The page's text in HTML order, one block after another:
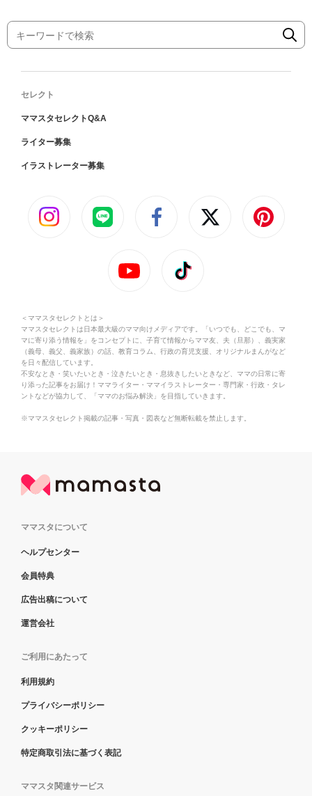
セレクト
ママスタセレクトQ&A
ライター募集
イラストレーター募集
＜ママスタセレクトとは＞
ママスタセレクトは日本最大級のママ向けメディアです。「いつでも、どこでも、マ
マに寄り添う情報を」をコンセプトに、子育て情報からママ友、夫（旦那）、義実家
（義母、義父、義家族）の話、教育コラム、行政の育児支援、オリジナルまんがなど
を日々配信しています。
不安なとき・笑いたいとき・泣きたいとき・息抜きしたいときなど、ママの日常に寄
り添った記事をお届け！ママライター・ママイラストレーター・専門家・行政・タレ
ントなどが協力して、「ママのお悩み解決」を目指していきます。
※ママスタセレクト掲載の記事・写真・図表など無断転載を禁止します。
ママスタについて
ヘルプセンター
会員特典
広告出稿について
運営会社
ご利用にあたって
利用規約
プライバシーポリシー
クッキーポリシー
特定商取引法に基づく表記
ママスタ関連サービス